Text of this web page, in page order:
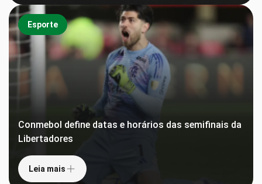
Esporte
Conmebol define datas e horários das semifinais da
Libertadores
Leia mais